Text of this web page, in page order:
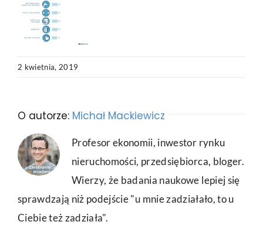
2 kwietnia, 2019
O autorze: Michał Mackiewicz
Profesor ekonomii, inwestor rynku
nieruchomości, przedsiębiorca, bloger.
Wierzy, że badania naukowe lepiej się
sprawdzają niż podejście "u mnie zadziałało, to u
Ciebie też zadziała".